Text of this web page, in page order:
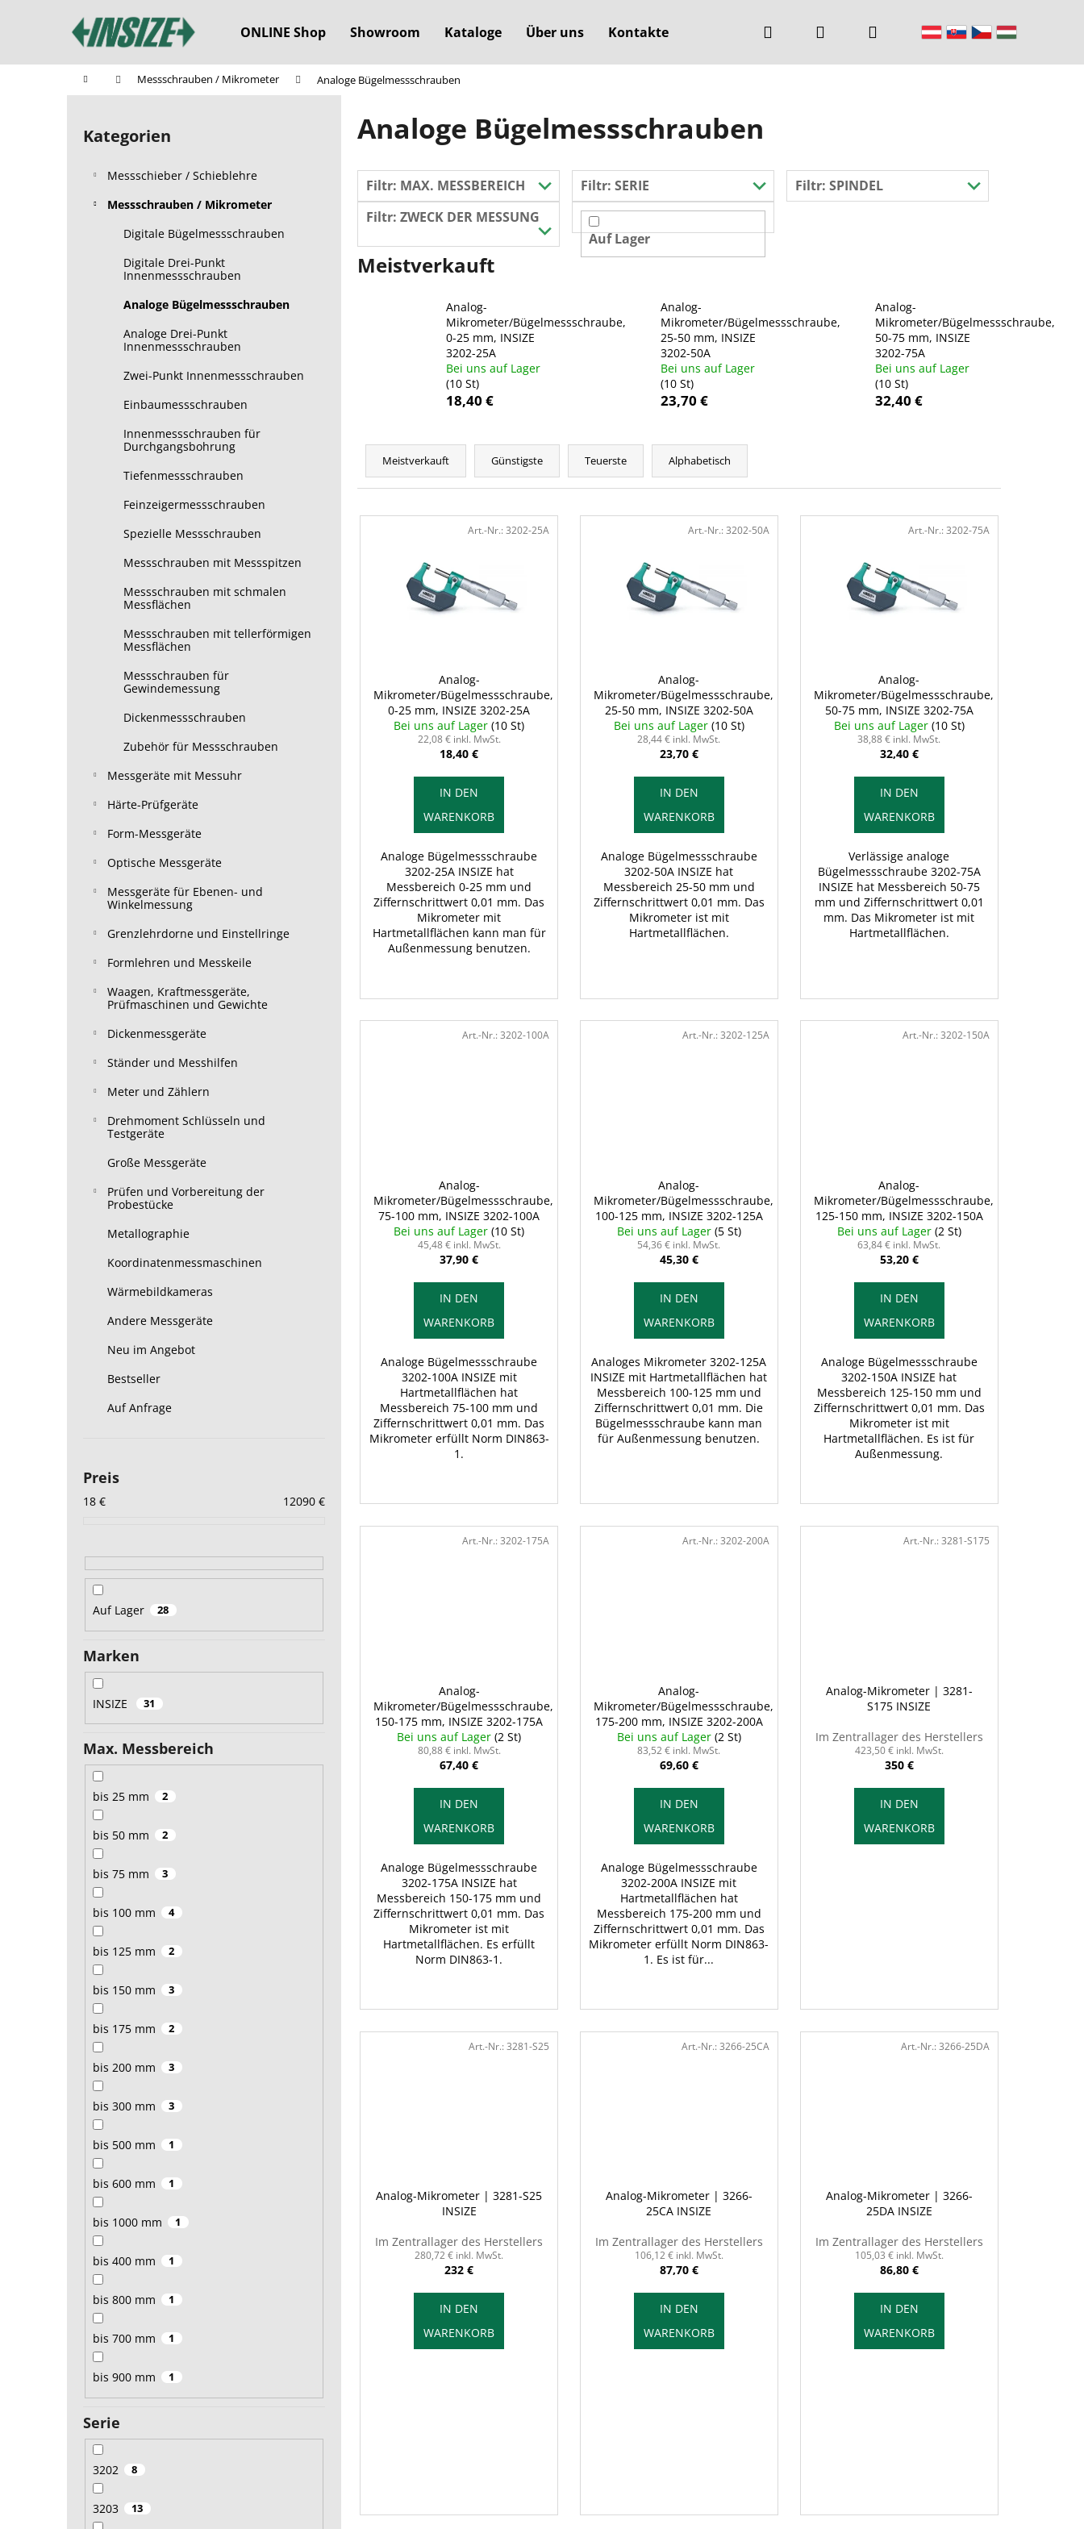
ONLINE Shop Showroom Kataloge Über uns Kontakte Suchen Warenkorb
StartseiteMessschrauben / Mikrometer Analoge Bügelmessschrauben
S
Kategorien
überspringen
Kategorien
Messschieber / Schieblehre
Messschrauben / Mikrometer
Digitale Bügelmessschrauben
Digitale Drei-Punkt
Innenmessschrauben
Analoge Bügelmessschrauben
Analoge Drei-Punkt
Innenmessschrauben
Zwei-Punkt Innenmessschrauben
Einbaumessschrauben
Innenmessschrauben für
Durchgangsbohrung
Tiefenmessschrauben
Feinzeigermessschrauben
Spezielle Messschrauben
Messschrauben mit Messspitzen
Messschrauben mit schmalen
Messflächen
Messschrauben mit tellerförmigen
Messflächen
Messschrauben für
Gewindemessung
Dickenmessschrauben
Zubehör für Messschrauben
Messgeräte mit Messuhr
Härte-Prüfgeräte
Form-Messgeräte
Optische Messgeräte
Messgeräte für Ebenen- und
Winkelmessung
Grenzlehrdorne und Einstellringe
Formlehren und Messkeile
Waagen, Kraftmessgeräte,
Prüfmaschinen und Gewichte
Dickenmessgeräte
Ständer und Messhilfen
Meter und Zählern
Drehmoment Schlüsseln und
Testgeräte
Große Messgeräte
Prüfen und Vorbereitung der
Probestücke
Metallographie
Koordinatenmessmaschinen
Wärmebildkameras
Andere Messgeräte
Neu im Angebot
Bestseller
Auf Anfrage
Preis
18 € 12090 €
Auf Lager 28
Marken
INSIZE 31
Max. Messbereich
bis 25 mm 2
bis 50 mm 2
bis 75 mm 3
bis 100 mm 4
bis 125 mm 2
bis 150 mm 3
bis 175 mm 2
bis 200 mm 3
bis 300 mm 3
bis 500 mm 1
bis 600 mm 1
bis 1000 mm 1
bis 400 mm 1
bis 800 mm 1
bis 700 mm 1
bis 900 mm 1
Serie
3202 8
3203 13
Analoge Bügelmessschrauben
Filtr: MAX. MESSBEREICH Filtr: SERIE Filtr: SPINDEL
Filtr: ZWECK DER MESSUNG
Auf Lager
Meistverkauft
Analog-
Mikrometer/Bügelmessschraube,
0-25 mm, INSIZE
3202-25A
Bei uns auf Lager
(10 St)
18,40 €
Analog-
Mikrometer/Bügelmessschraube,
25-50 mm, INSIZE
3202-50A
Bei uns auf Lager
(10 St)
23,70 €
Analog-
Mikrometer/Bügelmessschraube,
50-75 mm, INSIZE
3202-75A
Bei uns auf Lager
(10 St)
32,40 €
P
o
Meistverkauft Günstigste Teuerste Alphabetisch
L
Analog-
Mikrometer/Bügelmessschraube,
0-25 mm, INSIZE 3202-25A
Bei uns auf Lager(10 St)
22,08 € inkl. MwSt.
18,40 €
IN DEN
WARENKORB
Analoge Bügelmessschraube
3202-25A INSIZE hat
Messbereich 0-25 mm und
Ziffernschrittwert 0,01 mm. Das
Mikrometer mit
Hartmetallflächen kann man für
Außenmessung benutzen.
Art.-Nr.: 3202-25A
Analog-
Mikrometer/Bügelmessschraube,
25-50 mm, INSIZE 3202-50A
Bei uns auf Lager (10 St)
28,44 € inkl. MwSt.
23,70 €
IN DEN
WARENKORB
Analoge Bügelmessschraube
3202-50A INSIZE hat
Messbereich 25-50 mm und
Ziffernschrittwert 0,01 mm. Das
Mikrometer ist mit
Hartmetallflächen.
Art.-Nr.: 3202-50A
Analog-
Mikrometer/Bügelmessschraube,
50-75 mm, INSIZE 3202-75A
Bei uns auf Lager (10 St)
38,88 € inkl. MwSt.
32,40 €
IN DEN
WARENKORB
Verlässige analoge
Bügelmessschraube 3202-75A
INSIZE hat Messbereich 50-75
mm und Ziffernschrittwert 0,01
mm. Das Mikrometer ist mit
Hartmetallflächen.
Art.-Nr.: 3202-75A
Analog-
Mikrometer/Bügelmessschraube,
75-100 mm, INSIZE 3202-100A
Bei uns auf Lager(10 St)
45,48 € inkl. MwSt.
37,90 €
IN DEN
WARENKORB
Analoge Bügelmessschraube
3202-100A INSIZE mit
Hartmetallflächen hat
Messbereich 75-100 mm und
Ziffernschrittwert 0,01 mm. Das
Mikrometer erfüllt Norm DIN863-
1.
Art.-Nr.:3202-100A
Analog-
Mikrometer/Bügelmessschraube,
100-125 mm, INSIZE 3202-125A
Bei uns auf Lager (5 St)
54,36 € inkl. MwSt.
45,30 €
IN DEN
WARENKORB
Analoges Mikrometer 3202-125A
INSIZE mit Hartmetallflächen hat
Messbereich 100-125 mm und
Ziffernschrittwert 0,01 mm. Die
Bügelmessschraube kann man
für Außenmessung benutzen.
Art.-Nr.: 3202-125A
Analog-
Mikrometer/Bügelmessschraube,
125-150 mm, INSIZE 3202-150A
Bei uns auf Lager (2 St)
63,84 € inkl. MwSt.
53,20 €
IN DEN
WARENKORB
Analoge Bügelmessschraube
3202-150A INSIZE hat
Messbereich 125-150 mm und
Ziffernschrittwert 0,01 mm. Das
Mikrometer ist mit
Hartmetallflächen. Es ist für
Außenmessung.
Art.-Nr.: 3202-150A
Analog-
Mikrometer/Bügelmessschraube,
150-175 mm, INSIZE 3202-175A
Bei uns auf Lager(2 St)
80,88 € inkl. MwSt.
67,40 €
IN DEN
WARENKORB
Analoge Bügelmessschraube
3202-175A INSIZE hat
Messbereich 150-175 mm und
Ziffernschrittwert 0,01 mm. Das
Mikrometer ist mit
Hartmetallflächen. Es erfüllt
Norm DIN863-1.
Art.-Nr.:3202-175A
Analog-
Mikrometer/Bügelmessschraube,
175-200 mm, INSIZE 3202-200A
Bei uns auf Lager (2 St)
83,52 € inkl. MwSt.
69,60 €
IN DEN
WARENKORB
Analoge Bügelmessschraube
3202-200A INSIZE mit
Hartmetallflächen hat
Messbereich 175-200 mm und
Ziffernschrittwert 0,01 mm. Das
Mikrometer erfüllt Norm DIN863-
1. Es ist für...
Art.-Nr.: 3202-200A
Analog-Mikrometer | 3281-
S175 INSIZE
Im Zentrallager des Herstellers
423,50 € inkl. MwSt.
350 €
IN DEN
WARENKORB
Art.-Nr.: 3281-S175
Analog-Mikrometer | 3281-S25
INSIZE
Im Zentrallager des Herstellers
280,72 € inkl. MwSt.
232 €
IN DEN
WARENKORB
Art.-Nr.: 3281-S25
Analog-Mikrometer | 3266-
25CA INSIZE
Im Zentrallager des Herstellers
106,12 € inkl. MwSt.
87,70 €
IN DEN
WARENKORB
Art.-Nr.: 3266-25CA
Analog-Mikrometer | 3266-
25DA INSIZE
Im Zentrallager des Herstellers
105,03 € inkl. MwSt.
86,80 €
IN DEN
WARENKORB
Art.-Nr.: 3266-25DA
e
Zurück
zum
Zurück
zum
Was suchen Sie?
Wir empfehlen